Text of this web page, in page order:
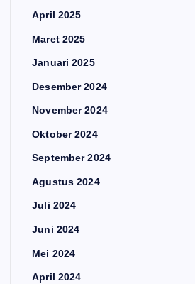
April 2025
Maret 2025
Januari 2025
Desember 2024
November 2024
Oktober 2024
September 2024
Agustus 2024
Juli 2024
Juni 2024
Mei 2024
April 2024